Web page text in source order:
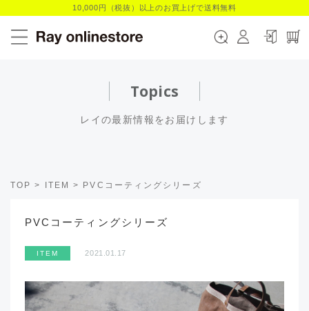
10,000円（税抜）以上のお買上げで送料無料
Topics
レイの最新情報をお届けします
TOP > ITEM > PVCコーティングシリーズ
PVCコーティングシリーズ
ITEM 2021.01.17